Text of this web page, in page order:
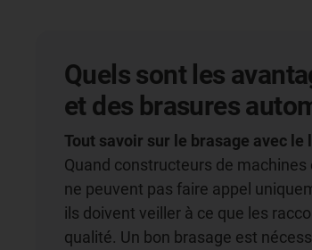
Quels sont les
et des brasures
Tout savoir sur le brasage avec
Quand constructeurs de
ne peuvent pas faire appel
ils doivent veiller à ce que les
qualité. Un bon brasage est